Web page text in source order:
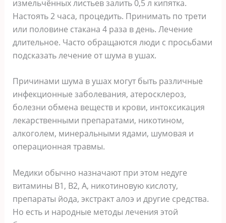
измельчённых листьев залить 0,5 л кипятка.
Настоять 2 часа, процедить. Принимать по трети
или половине стакана 4 раза в день. Лечение
длительное. Часто обращаются люди с просьбами
подсказать лечение от шума в ушах.
Причинами шума в ушах могут быть различные
инфекционные заболевания, атеросклероз,
болезни обмена веществ и крови, интоксикация
лекарственными препаратами, никотином,
алкоголем, минеральными ядами, шумовая и
операционная травмы.
Медики обычно назначают при этом недуге
витамины В1, В2, А, никотиновую кислоту,
препараты йода, экстракт алоэ и другие средства.
Но есть и народные методы лечения этой